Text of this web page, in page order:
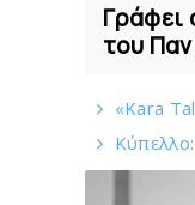
Γράφει
του
«Kara